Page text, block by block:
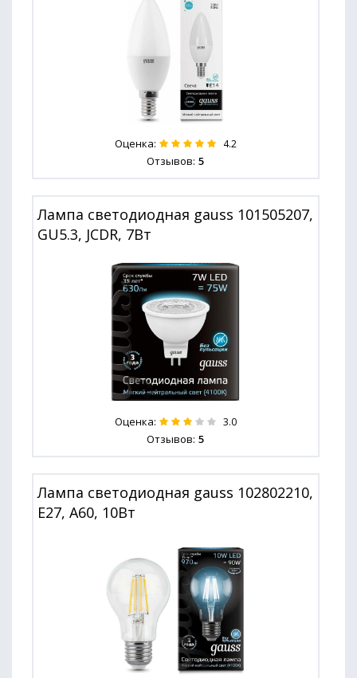
Оценка: 4.2
Отзывов: 5
Лампа светодиодная gauss 101505207,
GU5.3, JCDR, 7Вт
Оценка: 3.0
Отзывов: 5
Лампа светодиодная gauss 102802210,
E27, A60, 10Вт